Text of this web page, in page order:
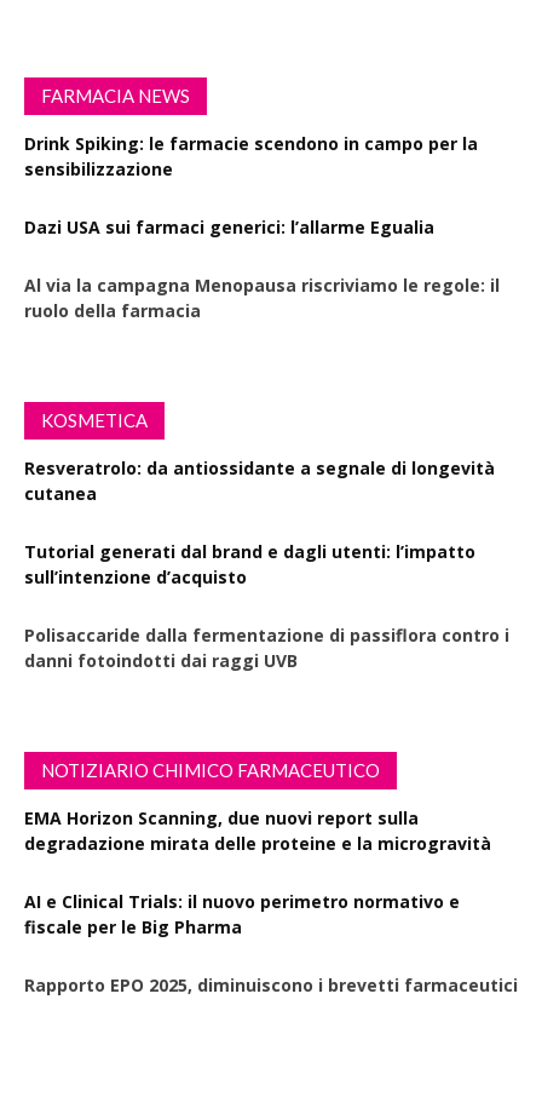
FARMACIA NEWS
Drink Spiking: le farmacie scendono in campo per la
sensibilizzazione
Dazi USA sui farmaci generici: l’allarme Egualia
Al via la campagna Menopausa riscriviamo le regole: il
ruolo della farmacia
KOSMETICA
Resveratrolo: da antiossidante a segnale di longevità
cutanea
Tutorial generati dal brand e dagli utenti: l’impatto
sull’intenzione d’acquisto
Polisaccaride dalla fermentazione di passiflora contro i
danni fotoindotti dai raggi UVB
NOTIZIARIO CHIMICO FARMACEUTICO
EMA Horizon Scanning, due nuovi report sulla
degradazione mirata delle proteine e la microgravità
AI e Clinical Trials: il nuovo perimetro normativo e
fiscale per le Big Pharma
Rapporto EPO 2025, diminuiscono i brevetti farmaceutici